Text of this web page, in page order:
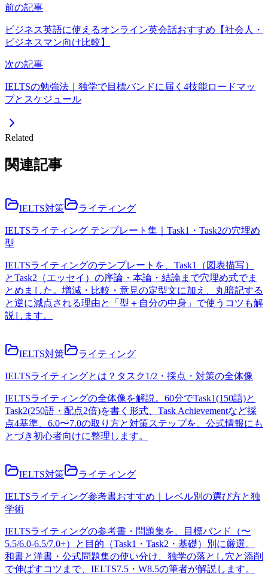
前の記事
ビジネス英語に使えるオンライン英会話おすすめ【社会人・
ビジネスマン向け比較】
次の記事
IELTSの勉強法｜独学で目標バンドに届く4技能ロードマッ
プとスケジュール
Related
関連記事
IELTS対策 ライティング
IELTSライティング テンプレート集｜Task1・Task2の穴埋め
型
IELTSライティングのテンプレートを、Task1（図表描写）
とTask2（エッセイ）の序論・本論・結論まで穴埋め式でま
とめました。増減・比較・意見の定型文に加え、丸暗記する
と逆に減点される理由と「型＋自分の中身」で使うコツも解
説します。
IELTS対策 ライティング
IELTSライティングとは？タスク1/2・採点・対策の全体像
IELTSライティングの全体像を解説。60分でTask1(150語)と
Task2(250語・配点2倍)を書く形式、Task Achievementなど採
点4基準、6.0〜7.0の取り方と対策ステップを、公式情報にも
とづき初心者向けに整理します。
IELTS対策 ライティング
IELTSライティング参考書おすすめ｜レベル別の選び方と独
学術
IELTSライティングの参考書・問題集を、目標バンド（〜
5.5/6.0-6.5/7.0+）と目的（Task1・Task2・基礎）別に厳選。
和書と洋書・公式問題集の使い分け、独学の落とし穴と添削
で伸ばすコツまで、IELTS7.5・W8.5の筆者が解説します。